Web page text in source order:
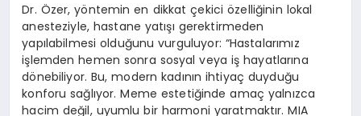
Dr. Özer, yöntemin en dikkat çekici özelliğinin lokal
anesteziyle, hastane yatışı gerektirmeden
yapılabilmesi olduğunu vurguluyor: “Hastalarımız
işlemden hemen sonra sosyal veya iş hayatlarına
dönebiliyor. Bu, modern kadının ihtiyaç duyduğu
konforu sağlıyor. Meme estetiğinde amaç yalnızca
hacim değil, uyumlu bir harmoni yaratmaktır. MIA